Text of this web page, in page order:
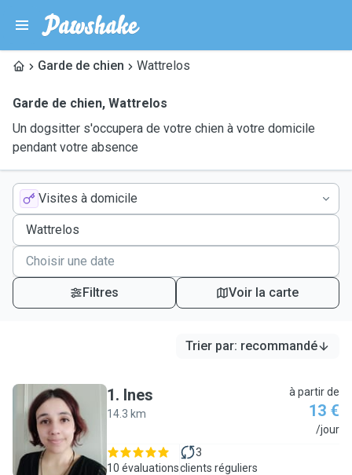
Garde de chien Wattrelos
Garde de chien, Wattrelos
Un dogsitter s'occupera de votre chien à votre domicile
pendant votre absence
Visites à domicile
Filtres Voir la carte
Trier par: recommandé
I
1. Ines
14.3 km
à partir de
13 €
/jour
10 évaluations
3
clients réguliers